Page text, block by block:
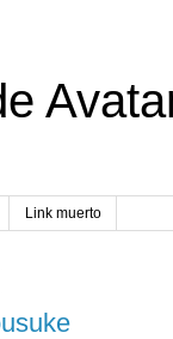
Link muerto